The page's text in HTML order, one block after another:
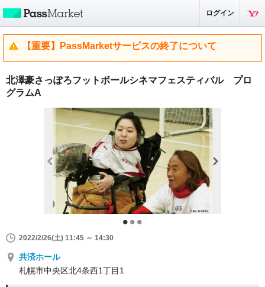
ログイン
【重要】PassMarketサービスの終了について
北澤豪さっぽろフットボールシネマフェスティバル プロ
グラムA
2022/2/26(土) 11:45 ～ 14:30
共済ホール
札幌市中央区北4条西1丁目1